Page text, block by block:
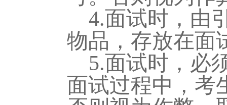
4.面试时，由
物品，存放在面
5.面试时，必
面试过程中，考